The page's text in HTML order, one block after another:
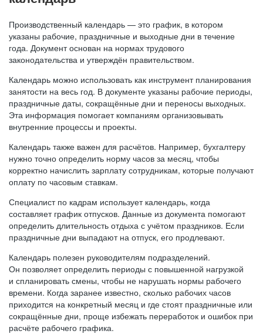
Производственный календарь — это график, в котором
указаны рабочие, праздничные и выходные дни в течение
года. Документ основан на нормах трудового
законодательства и утверждён правительством.
Календарь можно использовать как инструмент планирования
занятости на весь год. В документе указаны рабочие периоды,
праздничные даты, сокращённые дни и переносы выходных.
Эта информация помогает компаниям организовывать
внутренние процессы и проекты.
Календарь также важен для расчётов. Например, бухгалтеру
нужно точно определить норму часов за месяц, чтобы
корректно начислить зарплату сотрудникам, которые получают
оплату по часовым ставкам.
Специалист по кадрам использует календарь, когда
составляет график отпусков. Данные из документа помогают
определить длительность отдыха с учётом праздников. Если
праздничные дни выпадают на отпуск, его продлевают.
Календарь полезен руководителям подразделений.
Он позволяет определить периоды с повышенной нагрузкой
и спланировать смены, чтобы не нарушать нормы рабочего
времени. Когда заранее известно, сколько рабочих часов
приходится на конкретный месяц и где стоят праздничные или
сокращённые дни, проще избежать переработок и ошибок при
расчёте рабочего графика.